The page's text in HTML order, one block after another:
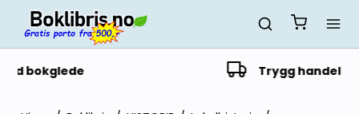
Trygg handel siden 2014